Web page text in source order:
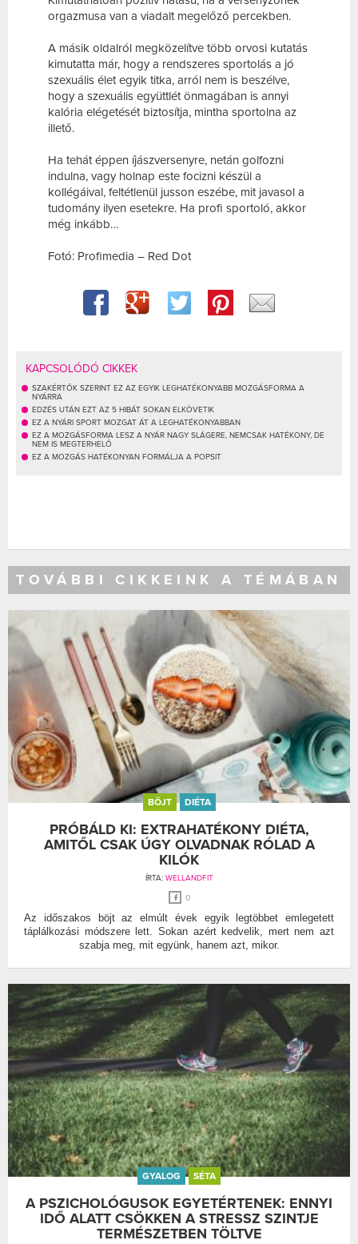
orgazmusa van a viadalt megelőző percekben.
A másik oldalról megközelítve több orvosi kutatás
kimutatta már, hogy a rendszeres sportolás a jó
szexuális élet egyik titka, arról nem is beszélve,
hogy a szexuális együttlét önmagában is annyi
kalória elégetését biztosítja, mintha sportolna az
illető.
Ha tehát éppen íjászversenyre, netán golfozni
indulna, vagy holnap este focizni készül a
kollégáival, feltétlenül jusson eszébe, mit javasol a
tudomány ilyen esetekre. Ha profi sportoló, akkor
még inkább…
Fotó: Profimedia – Red Dot
KAPCSOLÓDÓ CIKKEK
SZAKÉRTŐK SZERINT EZ AZ EGYIK LEGHATÉKONYABB MOZGÁSFORMA A
NYÁRRA
EDZÉS UTÁN EZT AZ 5 HIBÁT SOKAN ELKÖVETIK
EZ A NYÁRI SPORT MOZGAT ÁT A LEGHATÉKONYABBAN
EZ A MOZGÁSFORMA LESZ A NYÁR NAGY SLÁGERE, NEMCSAK HATÉKONY, DE
NEM IS MEGTERHELŐ
EZ A MOZGÁS HATÉKONYAN FORMÁLJA A POPSIT
TOVÁBBI CIKKEINK A TÉMÁBAN
BÖJT DIÉTA
PRÓBÁLD KI: EXTRAHATÉKONY DIÉTA,
AMITŐL CSAK ÚGY OLVADNAK RÓLAD A
KILÓK
ÍRTA: WELLANDFIT
0
Az időszakos böjt az elmúlt évek egyik legtöbbet emlegetett
táplálkozási módszere lett. Sokan azért kedvelik, mert nem azt
szabja meg, mit együnk, hanem azt, mikor.
GYALOG SÉTA
A PSZICHOLÓGUSOK EGYETÉRTENEK: ENNYI
IDŐ ALATT CSÖKKEN A STRESSZ SZINTJE
TERMÉSZETBEN TÖLTVE